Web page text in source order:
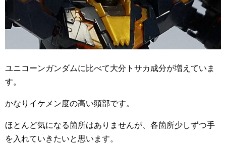
ユニコーンガンダムに比べて大分トサカ成分が増えていま
す。
かなりイケメン度の高い頭部です。
ほとんど気になる箇所はありませんが、各箇所少しずつ手
を入れていきたいと思います。